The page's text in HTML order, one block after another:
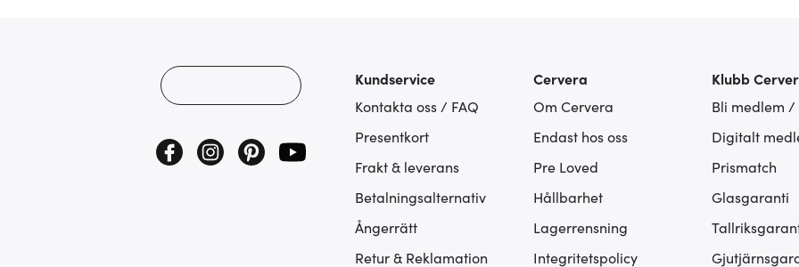
Kundservice
Kontakta oss / FAQ
Presentkort
Frakt & leverans
Betalningsalternativ
Ångerrätt
Retur & Reklamation
Cervera
Om Cervera
Endast hos oss
Pre Loved
Hållbarhet
Lagerrensning
Integritetspolicy
Klubb
Bli medlem /
Digitalt
Prismatch
Glasgaranti